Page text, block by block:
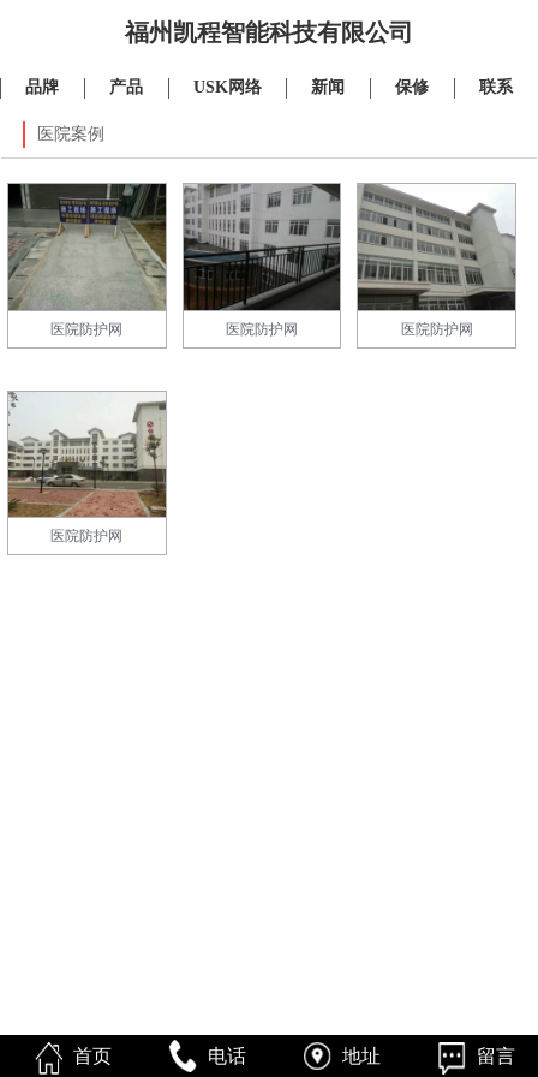
福州凯程智能科技有限公司
品牌 产品 USK网络 新闻 保修 联系
医院案例
医院防护网 医院防护网 医院防护网
医院防护网
首页 电话 地址 留言